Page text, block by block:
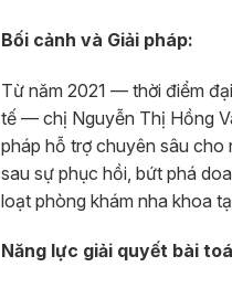
Bối cảnh và Giải pháp:
Từ năm 2021 — thời điểm
tế — chị Nguyễn Thị Hồng
pháp hỗ trợ chuyên sâu cho
sau sự phục hồi, bứt phá
loạt phòng khám nha khoa
Năng lực giải quyết bài